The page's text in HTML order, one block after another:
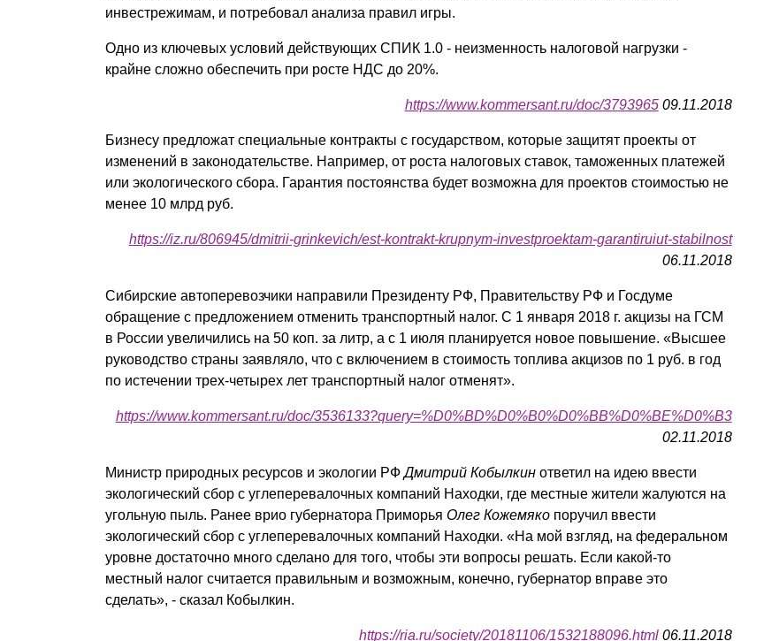
инвестрежимам, и потребовал анализа правил игры.
Одно из ключевых условий действующих СПИК 1.0 - неизменность налоговой нагрузки -
крайне сложно обеспечить при росте НДС до 20%.
https://www.kommersant.ru/doc/379396509.11.2018
Бизнесу предложат специальные контракты с государством, которые защитят проекты от
изменений в законодательстве. Например, от роста налоговых ставок, таможенных платежей
или экологического сбора. Гарантия постоянства будет возможна для проектов стоимостью не
менее 10 млрд руб.
https://iz.ru/806945/dmitrii-grinkevich/est-kontrakt-krupnym-investproektam-garantiruiut-stabilnost
06.11.2018
Сибирские автоперевозчики направили Президенту РФ, Правительству РФ и Госдуме
обращение с предложением отменить транспортный налог. С 1 января 2018 г. акцизы на ГСМ
в России увеличились на 50 коп. за литр, а с 1 июля планируется новое повышение. «Высшее
руководство страны заявляло, что с включением в стоимость топлива акцизов по 1 руб. в год
по истечении трех-четырех лет транспортный налог отменят».
https://www.kommersant.ru/doc/3536133?query=%D0%BD%D0%B0%D0%BB%D0%BE%D0%B3
02.11.2018
Министр природных ресурсов и экологии РФДмитрий Кобылкин ответил на идею ввести
экологический сбор с углеперевалочных компаний Находки, где местные жители жалуются на
угольную пыль. Ранее врио губернатора Приморья Олег Кожемяко поручил ввести
экологический сбор с углеперевалочных компаний Находки. «На мой взгляд, на федеральном
уровне достаточно много сделано для того, чтобы эти вопросы решать. Если какой-то
местный налог считается правильным и возможным, конечно, губернатор вправе это
сделать», - сказал Кобылкин.
https://ria.ru/society/20181106/1532188096.html06.11.2018